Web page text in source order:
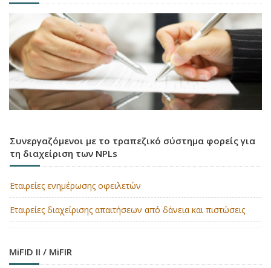
Συνεργαζόμενοι με το τραπεζικό σύστημα φορείς για
τη διαχείριση των NPLs
Εταιρείες ενημέρωσης οφειλετών
Εταιρείες διαχείρισης απαιτήσεων από δάνεια και πιστώσεις
MiFID II / MiFIR